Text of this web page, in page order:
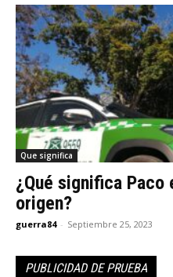
Que significa
¿Qué significa Paco
origen?
guerra84 - Septiembre 25, 2023
PUBLICIDAD DE PRUEBA